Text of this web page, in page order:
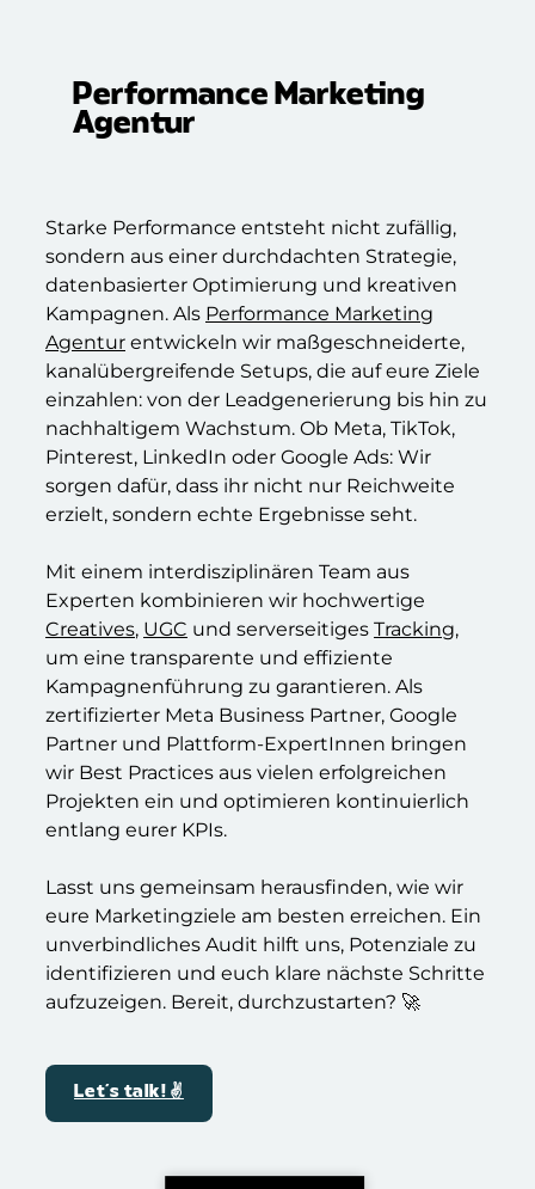
Performance Marketing
Agentur
Starke Performance entsteht nicht zufällig,
sondern aus einer durchdachten Strategie,
datenbasierter Optimierung und kreativen
Kampagnen. Als Performance Marketing
Agentur entwickeln wir maßgeschneiderte,
kanalübergreifende Setups, die auf eure Ziele
einzahlen: von der Leadgenerierung bis hin zu
nachhaltigem Wachstum. Ob Meta, TikTok,
Pinterest, LinkedIn oder Google Ads: Wir
sorgen dafür, dass ihr nicht nur Reichweite
erzielt, sondern echte Ergebnisse seht.
Mit einem interdisziplinären Team aus
Experten kombinieren wir hochwertige
Creatives, UGC und serverseitiges Tracking,
um eine transparente und effiziente
Kampagnenführung zu garantieren. Als
zertifizierter Meta Business Partner, Google
Partner und Plattform-ExpertInnen bringen
wir Best Practices aus vielen erfolgreichen
Projekten ein und optimieren kontinuierlich
entlang eurer KPIs.
Lasst uns gemeinsam herausfinden, wie wir
eure Marketingziele am besten erreichen. Ein
unverbindliches Audit hilft uns, Potenziale zu
identifizieren und euch klare nächste Schritte
aufzuzeigen. Bereit, durchzustarten? 🚀
Let´s talk! ✌️